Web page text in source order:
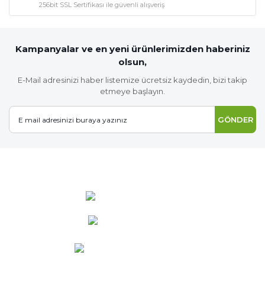
256bit SSL Sertifikası ile güvenli alışveriş
Kampanyalar ve en yeni ürünlerimizden haberiniz
olsun,
E-Mail adresinizi haber listemize ücretsiz kaydedin, bizi takip
etmeye başlayın.
GÖNDER